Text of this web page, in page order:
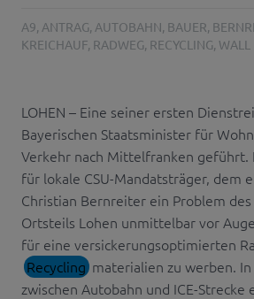
A9, ANTRAG, AUTOBAHN, BAUER,
KREICHAUF, RADWEG, RECYCLING, WALL
LOHEN – Eine seiner ersten
Bayerischen Staatsminister für
Verkehr nach Mittelfranken geführt.
für lokale CSU-Mandatsträger, dem
Christian Bernreiter ein Problem
Ortsteils Lohen unmittelbar vor
für eine versickerungsoptimierten
Recycling materialien zu werben.
zwischen Autobahn und ICE-Strecke